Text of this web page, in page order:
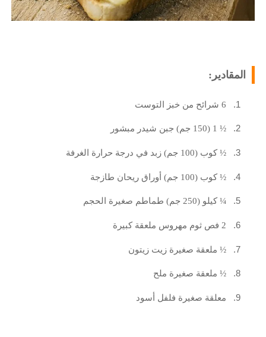
المقادير:
1. 6 شرائح من خبز التوست
2. ½ 1 (150 جم) جبن شيدر مبشور
3. ½ كوب (100 جم) زبد في درجة حرارة الغرفة
4. ½ كوب (100 جم) أوراق ريحان طازجة
5. ¼ كيلو (250 جم) طماطم صغيرة الحجم
6. 2 فص ثوم مهروس ملعقة كبيرة
7. ½ ملعقة صغيرة زيت زيتون
8. ½ ملعقة صغيرة ملح
9. معلقة صغيرة فلفل أسود